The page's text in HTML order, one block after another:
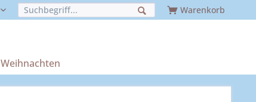
Warenkorb
Weihnachten